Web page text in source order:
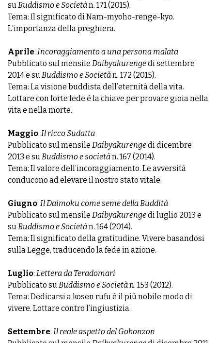
suBuddismo e Societàn. 171 (2015).
Tema: Il significato di Nam-myoho-renge-kyo.
L’importanza della preghiera.
Aprile: Incoraggiamento a una persona malata
Pubblicato sul mensile Daibyakurengedi settembre
2014 e suBuddismo e Societàn. 172 (2015).
Tema: La visione buddista dell’eternità della vita.
Lottare con forte fede è la chiave per provare gioia nella
vita e nella morte.
Maggio: Il ricco Sudatta
Pubblicato sul mensile Daibyakurengedi dicembre
2013 e suBuddismo e societàn. 167 (2014).
Tema: Il valore dell’incoraggiamento. Le avversità
conducono ad elevare il nostro stato vitale.
Giugno: Il Daimoku come seme della Buddità
Pubblicato sul mensile Daibyakurengedi luglio 2013 e
suBuddismo e Societàn. 164 (2014).
Tema: Il significato della gratitudine. Vivere basandosi
sulla Legge, traducendo la fede in azione.
Luglio: Lettera da Teradomari
Pubblicato suBuddismo e Societàn. 153 (2012).
Tema: Dedicarsi a kosen rufu è il più nobile modo di
vivere. Lottare contro l’ingiustizia.
Settembre: Il reale aspetto del Gohonzon